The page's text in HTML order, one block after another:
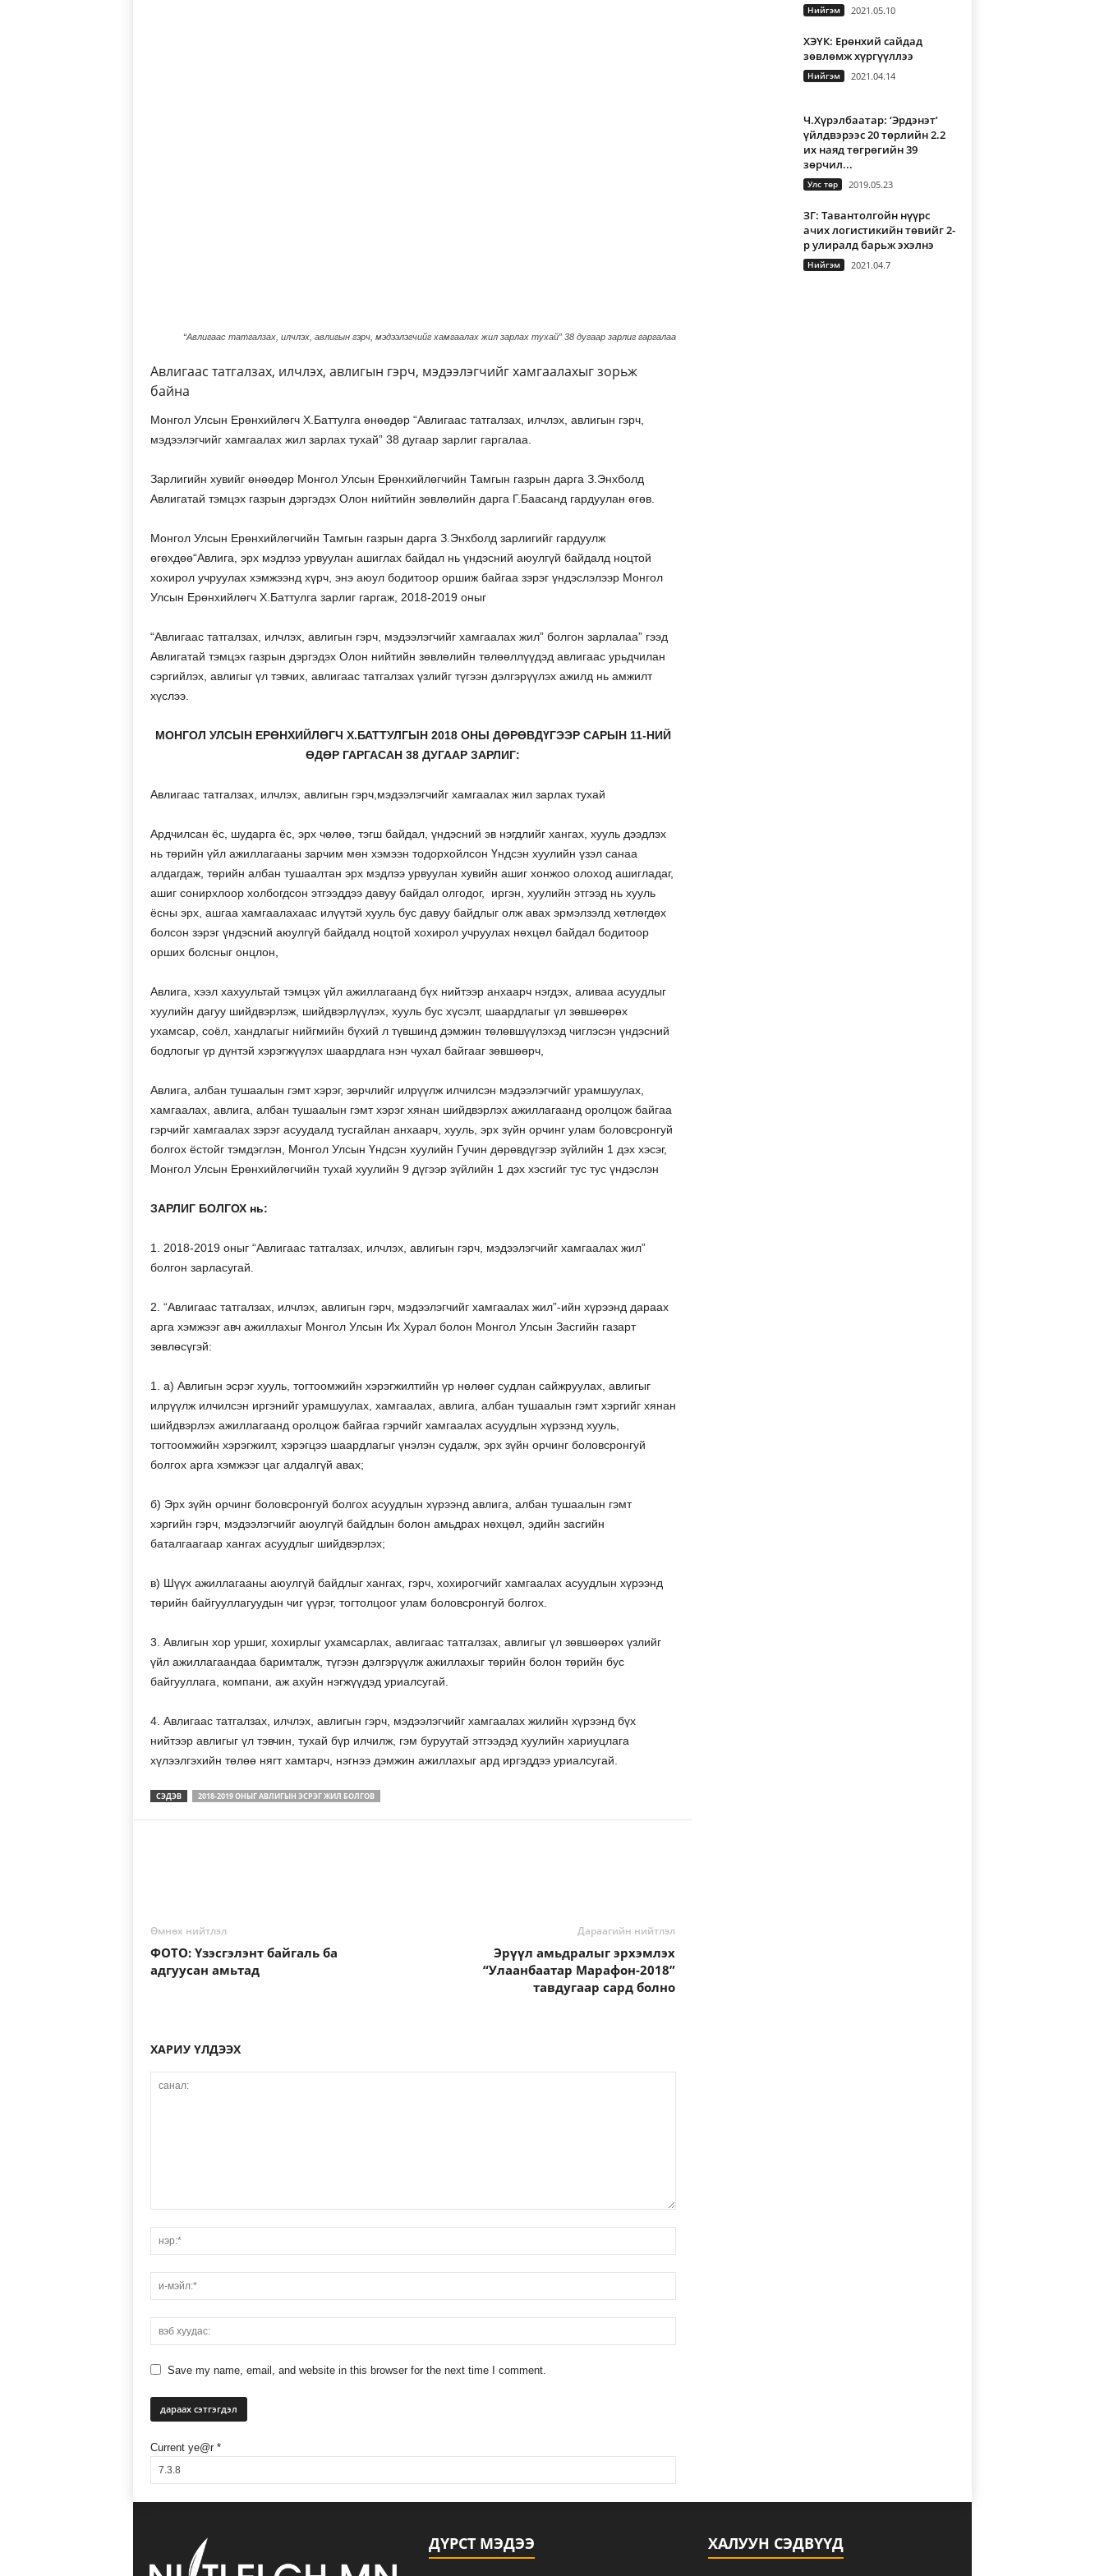
“Авлигаас татгалзах, илчлэх, авлигын гэрч, мэдээлэгчийг хамгаалах жил зарлах тухай” 38 дугаар зарлиг гаргалаа
Авлигаас татгалзах, илчлэх, авлигын гэрч, мэдээлэгчийг хамгаалахыг зорьж
байна
Монгол Улсын Ерөнхийлөгч Х.Баттулга өнөөдөр “Авлигаас татгалзах, илчлэх, авлигын гэрч,
мэдээлэгчийг хамгаалах жил зарлах тухай” 38 дугаар зарлиг гаргалаа.
Зарлигийн хувийг өнөөдөр Монгол Улсын Ерөнхийлөгчийн Тамгын газрын дарга З.Энхболд
Авлигатай тэмцэх газрын дэргэдэх Олон нийтийн зөвлөлийн дарга Г.Баасанд гардуулан өгөв.
Монгол Улсын Ерөнхийлөгчийн Тамгын газрын дарга З.Энхболд зарлигийг гардуулж
өгөхдөө“Авлига, эрх мэдлээ урвуулан ашиглах байдал нь үндэсний аюулгүй байдалд ноцтой
хохирол учруулах хэмжээнд хүрч, энэ аюул бодитоор оршиж байгаа зэрэг үндэслэлээр Монгол
Улсын Ерөнхийлөгч Х.Баттулга зарлиг гаргаж, 2018-2019 оныг
“Авлигаас татгалзах, илчлэх, авлигын гэрч, мэдээлэгчийг хамгаалах жил” болгон зарлалаа” гээд
Авлигатай тэмцэх газрын дэргэдэх Олон нийтийн зөвлөлийн төлөөллүүдэд авлигаас урьдчилан
сэргийлэх, авлигыг үл тэвчих, авлигаас татгалзах үзлийг түгээн дэлгэрүүлэх ажилд нь амжилт
хүслээ.
МОНГОЛ УЛСЫН ЕРӨНХИЙЛӨГЧ Х.БАТТУЛГЫН 2018 ОНЫ ДӨРӨВДҮГЭЭР САРЫН 11-НИЙ
ӨДӨР ГАРГАСАН 38 ДУГААР ЗАРЛИГ:
Авлигаас татгалзах, илчлэх, авлигын гэрч,мэдээлэгчийг хамгаалах жил зарлах тухай
Ардчилсан ёс, шударга ёс, эрх чөлөө, тэгш байдал, үндэсний эв нэгдлийг хангах, хууль дээдлэх
нь төрийн үйл ажиллагааны зарчим мөн хэмээн тодорхойлсон Үндсэн хуулийн үзэл санаа
алдагдаж, төрийн албан тушаалтан эрх мэдлээ урвуулан хувийн ашиг хонжоо олоход ашигладаг,
ашиг сонирхлоор холбогдсон этгээддээ давуу байдал олгодог, иргэн, хуулийн этгээд нь хууль
ёсны эрх, ашгаа хамгаалахаас илүүтэй хууль бус давуу байдлыг олж авах эрмэлзэлд хөтлөгдөх
болсон зэрэг үндэсний аюулгүй байдалд ноцтой хохирол учруулах нөхцөл байдал бодитоор
орших болсныг онцлон,
Авлига, хээл хахуультай тэмцэх үйл ажиллагаанд бүх нийтээр анхаарч нэгдэх, аливаа асуудлыг
хуулийн дагуу шийдвэрлэж, шийдвэрлүүлэх, хууль бус хүсэлт, шаардлагыг үл зөвшөөрөх
ухамсар, соёл, хандлагыг нийгмийн бүхий л түвшинд дэмжин төлөвшүүлэхэд чиглэсэн үндэсний
бодлогыг үр дүнтэй хэрэгжүүлэх шаардлага нэн чухал байгааг зөвшөөрч,
Авлига, албан тушаалын гэмт хэрэг, зөрчлийг илрүүлж илчилсэн мэдээлэгчийг урамшуулах,
хамгаалах, авлига, албан тушаалын гэмт хэрэг хянан шийдвэрлэх ажиллагаанд оролцож байгаа
гэрчийг хамгаалах зэрэг асуудалд тусгайлан анхаарч, хууль, эрх зүйн орчинг улам боловсронгуй
болгох ёстойг тэмдэглэн, Монгол Улсын Үндсэн хуулийн Гучин дөрөвдүгээр зүйлийн 1 дэх хэсэг,
Монгол Улсын Ерөнхийлөгчийн тухай хуулийн 9 дүгээр зүйлийн 1 дэх хэсгийг тус тус үндэслэн
ЗАРЛИГ БОЛГОХ нь:
1. 2018-2019 оныг “Авлигаас татгалзах, илчлэх, авлигын гэрч, мэдээлэгчийг хамгаалах жил”
болгон зарласугай.
2. “Авлигаас татгалзах, илчлэх, авлигын гэрч, мэдээлэгчийг хамгаалах жил”-ийн хүрээнд дараах
арга хэмжээг авч ажиллахыг Монгол Улсын Их Хурал болон Монгол Улсын Засгийн газарт
зөвлөсүгэй:
1. a) Авлигын эсрэг хууль, тогтоомжийн хэрэгжилтийн үр нөлөөг судлан сайжруулах, авлигыг
илрүүлж илчилсэн иргэнийг урамшуулах, хамгаалах, авлига, албан тушаалын гэмт хэргийг хянан
шийдвэрлэх ажиллагаанд оролцож байгаа гэрчийг хамгаалах асуудлын хүрээнд хууль,
тогтоомжийн хэрэгжилт, хэрэгцээ шаардлагыг үнэлэн судалж, эрх зүйн орчинг боловсронгуй
болгох арга хэмжээг цаг алдалгүй авах;
б) Эрх зүйн орчинг боловсронгуй болгох асуудлын хүрээнд авлига, албан тушаалын гэмт
хэргийн гэрч, мэдээлэгчийг аюулгүй байдлын болон амьдрах нөхцөл, эдийн засгийн
баталгаагаар хангах асуудлыг шийдвэрлэх;
в) Шүүх ажиллагааны аюулгүй байдлыг хангах, гэрч, хохирогчийг хамгаалах асуудлын хүрээнд
төрийн байгууллагуудын чиг үүрэг, тогтолцоог улам боловсронгуй болгох.
3. Авлигын хор уршиг, хохирлыг ухамсарлах, авлигаас татгалзах, авлигыг үл зөвшөөрөх үзлийг
үйл ажиллагаандаа баримталж, түгээн дэлгэрүүлж ажиллахыг төрийн болон төрийн бус
байгууллага, компани, аж ахуйн нэгжүүдэд уриалсугай.
4. Авлигаас татгалзах, илчлэх, авлигын гэрч, мэдээлэгчийг хамгаалах жилийн хүрээнд бүх
нийтээр авлигыг үл тэвчин, тухай бүр илчилж, гэм буруутай этгээдэд хуулийн хариуцлага
хүлээлгэхийн төлөө нягт хамтарч, нэгнээ дэмжин ажиллахыг ард иргэддээ уриалсугай.
СЭДЭВ 2018-2019 ОНЫГ АВЛИГЫН ЭСРЭГ ЖИЛ БОЛГОВ
Өмнөх нийтлэл
ФОТО: Үзэсгэлэнт байгаль ба
адгуусан амьтад
Дараагийн нийтлэл
Эрүүл амьдралыг эрхэмлэх
“Улаанбаатар Марафон-2018”
тавдугаар сард болно
ХАРИУ ҮЛДЭЭХ
Save my name, email, and website in this browser for the next time I comment.
Current ye@r *
Нийгэм 2021.05.10
ХЭҮК: Ерөнхий сайдад
зөвлөмж хүргүүллээ
Нийгэм 2021.04.14
Ч.Хүрэлбаатар: ‘Эрдэнэт’
үйлдвэрээс 20 төрлийн 2.2
их наяд төгрөгийн 39
зөрчил...
Улс төр 2019.05.23
ЗГ: Тавантолгойн нүүрс
ачих логистикийн төвийг 2-
р улиралд барьж эхэлнэ
Нийгэм 2021.04.7
ДҮРСТ МЭДЭЭ ХАЛУУН СЭДВҮҮД